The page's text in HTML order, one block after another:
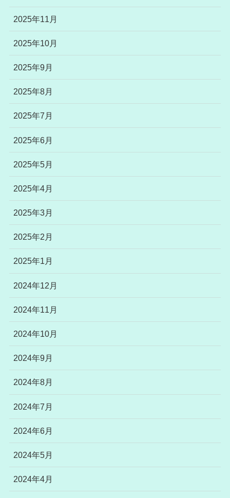
2025年11月
2025年10月
2025年9月
2025年8月
2025年7月
2025年6月
2025年5月
2025年4月
2025年3月
2025年2月
2025年1月
2024年12月
2024年11月
2024年10月
2024年9月
2024年8月
2024年7月
2024年6月
2024年5月
2024年4月